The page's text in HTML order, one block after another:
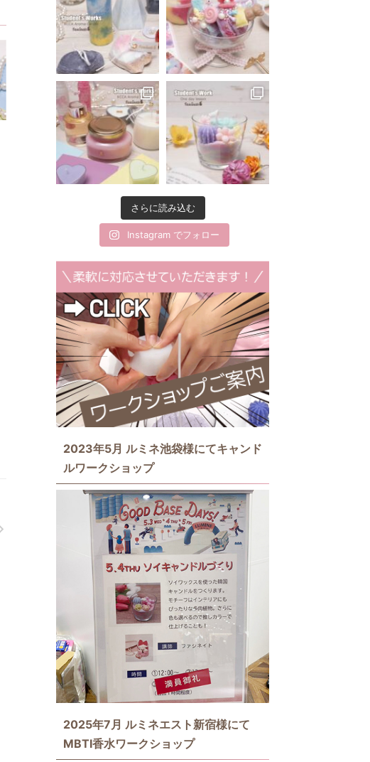
さらに読み込む
Instagram でフォロー
2023年5月 ルミネ池袋様にてキャンド
ルワークショップ
2025年7月 ルミネエスト新宿様にて
MBTI香水ワークショップ